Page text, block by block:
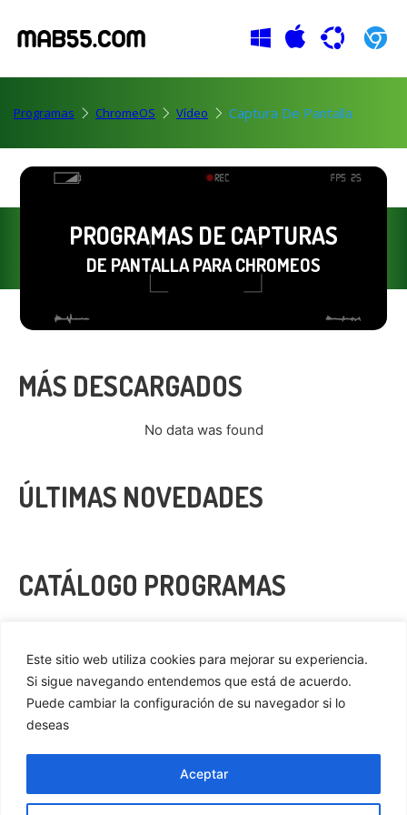
Este sitio web utiliza cookies para mejorar su experiencia.
Si sigue navegando entendemos que está de acuerdo.
Puede cambiar la configuración de su navegador si lo
deseas
Aceptar
Programas ChromeOS Vídeo Captura De Pantalla
PROGRAMAS DE CAPTURAS
DE PANTALLA PARA CHROMEOS
MÁS DESCARGADOS
No data was found
ÚLTIMAS NOVEDADES
CATÁLOGO PROGRAMAS
Cookies
Aviso Legal